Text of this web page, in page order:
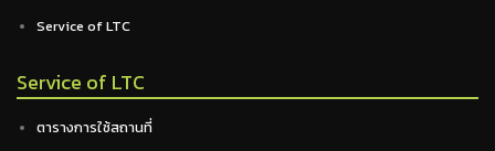
Service of LTC
Service of LTC
ตารางการใช้สถานที่